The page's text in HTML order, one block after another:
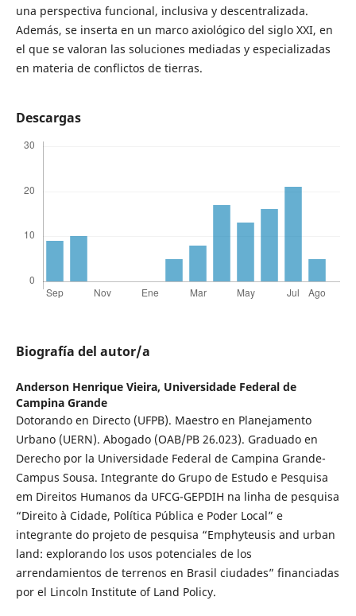
una perspectiva funcional, inclusiva y descentralizada.
Además, se inserta en un marco axiológico del siglo XXI, en
el que se valoran las soluciones mediadas y especializadas
en materia de conflictos de tierras.
Descargas
Biografía del autor/a
Anderson Henrique Vieira, Universidade Federal de
Campina Grande
Dotorando en Directo (UFPB). Maestro en Planejamento
Urbano (UERN). Abogado (OAB/PB 26.023). Graduado en
Derecho por la Universidade Federal de Campina Grande-
Campus Sousa. Integrante do Grupo de Estudo e Pesquisa
em Direitos Humanos da UFCG-GEPDIH na linha de pesquisa
“Direito à Cidade, Política Pública e Poder Local” e
integrante do projeto de pesquisa “Emphyteusis and urban
land: explorando los usos potenciales de los
arrendamientos de terrenos en Brasil ciudades” financiadas
por el Lincoln Institute of Land Policy.